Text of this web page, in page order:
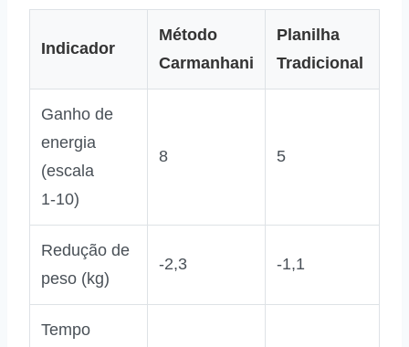
Indicador
Método
Carmanhani
Planilha
Tradicional
Ganho de
energia
(escala
1‑10)
8 5
Redução de
peso (kg)
‑2,3 ‑1,1
Tempo